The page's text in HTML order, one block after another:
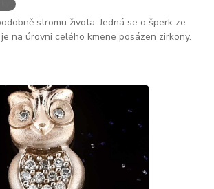
stromu života. Jedná se o šperk ze
na úrovni celého kmene posázen zirkony.